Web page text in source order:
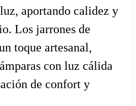
aportando calidez y
Los jarrones de
toque artesanal,
con luz cálida
de confort y